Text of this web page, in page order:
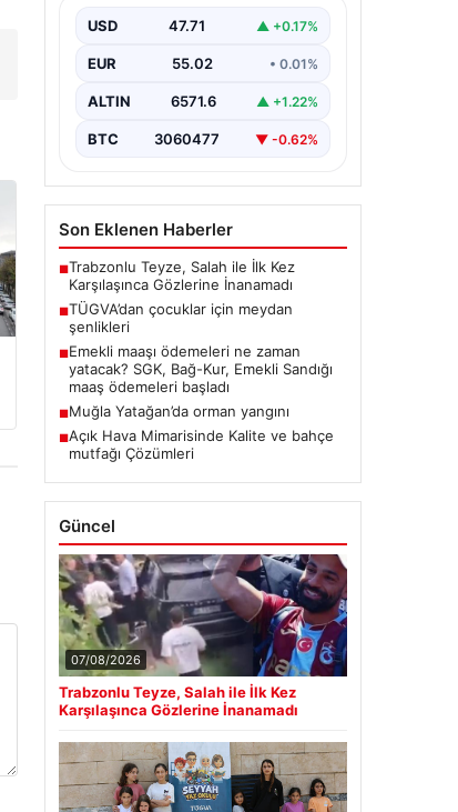
USD 47.71 ▲ +0.17%
EUR 55.02 • 0.01%
ALTIN 6571.6 ▲ +1.22%
BTC 3060477 ▼ -0.62%
Son Eklenen Haberler
■Trabzonlu Teyze, Salah ile İlk Kez
Karşılaşınca Gözlerine İnanamadı
■TÜGVA’dan çocuklar için meydan
şenlikleri
■Emekli maaşı ödemeleri ne zaman
yatacak? SGK, Bağ-Kur, Emekli Sandığı
maaş ödemeleri başladı
■Muğla Yatağan’da orman yangını
■Açık Hava Mimarisinde Kalite ve bahçe
mutfağı Çözümleri
Güncel
07/08/2026
Trabzonlu Teyze, Salah ile İlk Kez
Karşılaşınca Gözlerine İnanamadı